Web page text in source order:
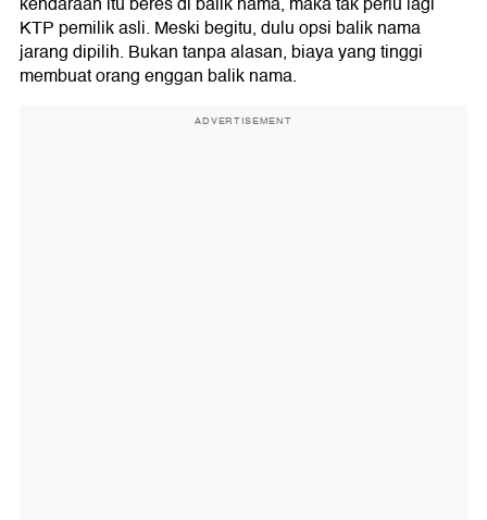
KTP pemilik asli. Meski begitu, dulu opsi balik nama
jarang dipilih. Bukan tanpa alasan, biaya yang tinggi
membuat orang enggan balik nama.
ADVERTISEMENT